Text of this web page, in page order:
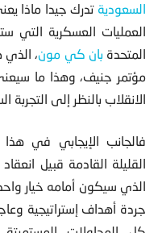
السعودية تدرك جيدا ماذا
العمليات العسكرية
المتحدة بان كي مون، الذي
مؤتمر جنيف، وهذا ما
الانقلاب بالنظر إلى التجربة
فالجانب الإيجابي في هذا
القليلة القادمة قبيل
الذي سيكون أمامه خيار
جردة أهداف إستراتيجية